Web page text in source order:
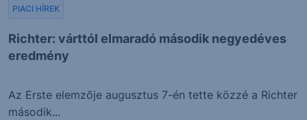
Richter: várttól elmaradó második negyedéves
eredmény
PIACI HÍREK
Az Erste elemzője augusztus 7-én tette közzé a Richter
második...